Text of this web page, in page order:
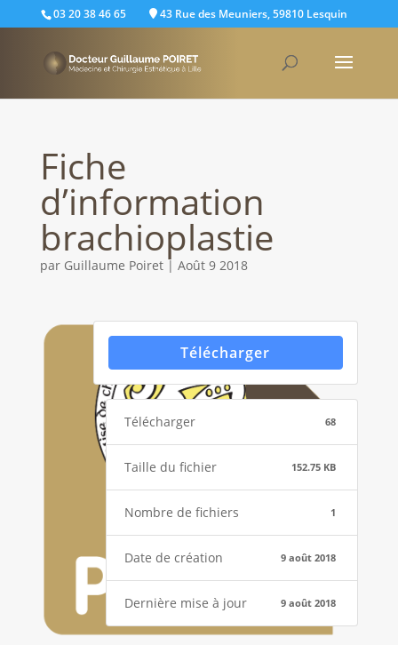
03 20 38 46 65 43 Rue des Meuniers, 59810 Lesquin
Fiche
d’information
brachioplastie
par Guillaume Poiret| Août 9 2018
Télécharger
Télécharger 68
Taille du fichier 152.75 KB
Nombre de fichiers 1
Date de création 9 août 2018
Dernière mise à jour 9 août 2018